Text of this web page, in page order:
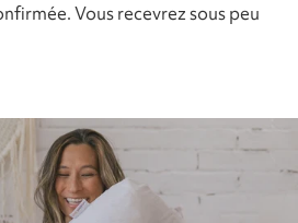
Vous recevrez sous peu